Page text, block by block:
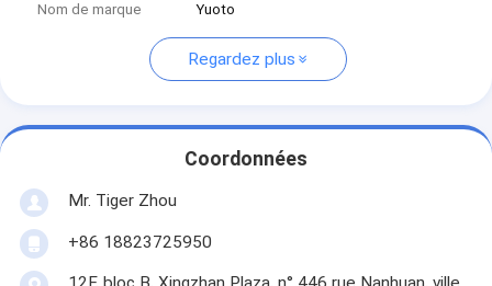
Nom de marque
Yuoto
Regardez plus
Coordonnées
Mr. Tiger Zhou
+86 18823725950